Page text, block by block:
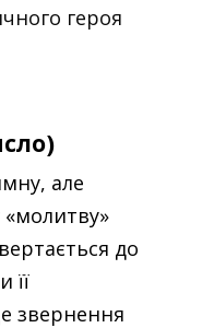
героя
але
до
її
звернення